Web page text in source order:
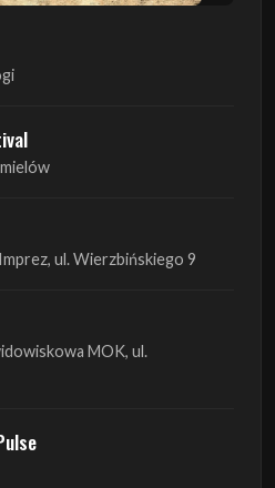
ul. Wierzbińskiego 9
Quartet